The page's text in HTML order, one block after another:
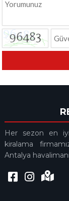
Her sezon en
kiralama
Antalya